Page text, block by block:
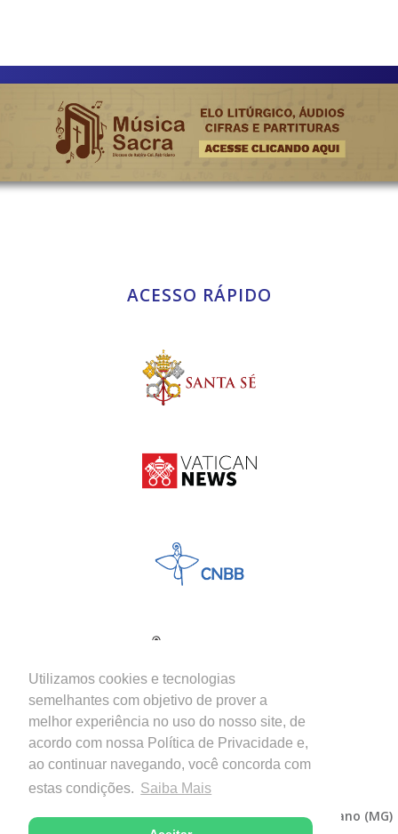
Utilizamos cookies e tecnologias
semelhantes com objetivo de prover a
melhor experiência no uso do nosso site, de
acordo com nossa Política de Privacidade e,
ao continuar navegando, você concorda com
estas condições. Saiba Mais
ACESSO RÁPIDO
Copyright © 2026 - Diocese de Itabira-Coronel Fabriciano (MG)